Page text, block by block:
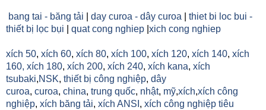
bang tai - băng tải day curoa - dây curoa
thiet bi loc bui -
thiết bị lọc bụi
quat cong nghiep xich cong nghiep
xích 50, xích 60, xích 80, xích 100, xích 120, xích 140, xích
160, xích 180, xích 200, xích 240, xích kana, xích
tsubaki,NSK, thiết bị công nghiệp, dây
curoa, curoa, china, trung quốc, nhật, mỹ,xích,xích công
nghiệp, xích băng tải, xích ANSI , xích công nghiệp tiêu